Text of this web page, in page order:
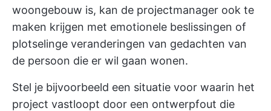
woongebouw is, kan de projectmanager ook te
maken krijgen met emotionele beslissingen of
plotselinge veranderingen van gedachten van
de persoon die er wil gaan wonen.
Stel je bijvoorbeeld een situatie voor waarin het
project vastloopt door een ontwerpfout die